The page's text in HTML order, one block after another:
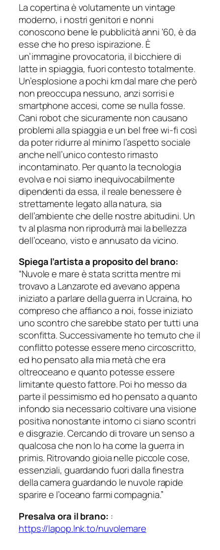
La copertina è volutamente un vintage
moderno, i nostri genitori e nonni
conoscono bene le pubblicità anni ‘60, è da
esse che ho preso ispirazione. È
un’immagine provocatoria, il bicchiere di
latte in spiaggia, fuori contesto totalmente.
Un’esplosione a pochi km dal mare che però
non preoccupa nessuno, anzi sorrisi e
smartphone accesi, come se nulla fosse.
Cani robot che sicuramente non causano
problemi alla spiaggia e un bel free wi-fi così
da poter ridurre al minimo l’aspetto sociale
anche nell’unico contesto rimasto
incontaminato. Per quanto la tecnologia
evolva e noi siamo inequivocabilmente
dipendenti da essa, il reale benessere è
strettamente legato alla natura, sia
dell’ambiente che delle nostre abitudini. Un
tv al plasma non riprodurrà mai la bellezza
dell’oceano, visto e annusato da vicino.
Spiega l’artista a proposito del brano:
“Nuvole e mare è stata scritta mentre mi
trovavo a Lanzarote ed avevano appena
iniziato a parlare della guerra in Ucraina, ho
compreso che affianco a noi, fosse iniziato
uno scontro che sarebbe stato per tutti una
sconfitta. Successivamente ho temuto che il
conflitto potesse essere meno circoscritto,
ed ho pensato alla mia metà che era
oltreoceano e quanto potesse essere
limitante questo fattore. Poi ho messo da
parte il pessimismo ed ho pensato a quanto
infondo sia necessario coltivare una visione
positiva nonostante intorno ci siano scontri
e disgrazie. Cercando di trovare un senso a
qualcosa che non lo ha come la guerra in
primis. Ritrovando gioia nelle piccole cose,
essenziali, guardando fuori dalla finestra
della camera guardando le nuvole rapide
sparire e l’oceano farmi compagnia.”
Presalva ora il brano: :
https://lapop.lnk.to/nuvolemare